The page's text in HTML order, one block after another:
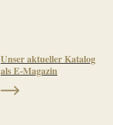
Unser aktueller Katalog
als E-Magazin